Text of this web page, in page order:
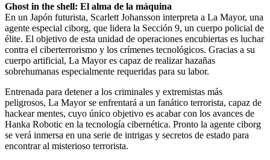
Ghost in the shell: El alma de la máquina
En un Japón futurista, Scarlett Johansson interpreta a La Mayor, una
agente especial ciborg, que lidera la Sección 9, un cuerpo policial de
élite. El objetivo de esta unidad de operaciones encubiertas es luchar
contra el ciberterrorismo y los crímenes tecnológicos. Gracias a su
cuerpo artificial, La Mayor es capaz de realizar hazañas
sobrehumanas especialmente requeridas para su labor.
Entrenada para detener a los criminales y extremistas más
peligrosos, La Mayor se enfrentará a un fanático terrorista, capaz de
hackear mentes, cuyo único objetivo es acabar con los avances de
Hanka Robotic en la tecnología cibernética. Pronto la agente ciborg
se verá inmersa en una serie de intrigas y secretos de estado para
encontrar al misterioso terrorista.